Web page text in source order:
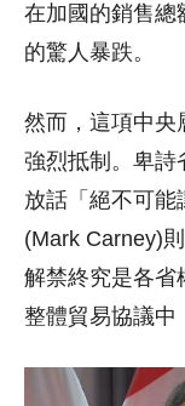
在加國的銷售總
的驚人暴跌。
然而，這項中央
強烈抵制。卑詩
放話「絕不可能
(Mark Carney)
解禁終究是各省
整體貿易協議中